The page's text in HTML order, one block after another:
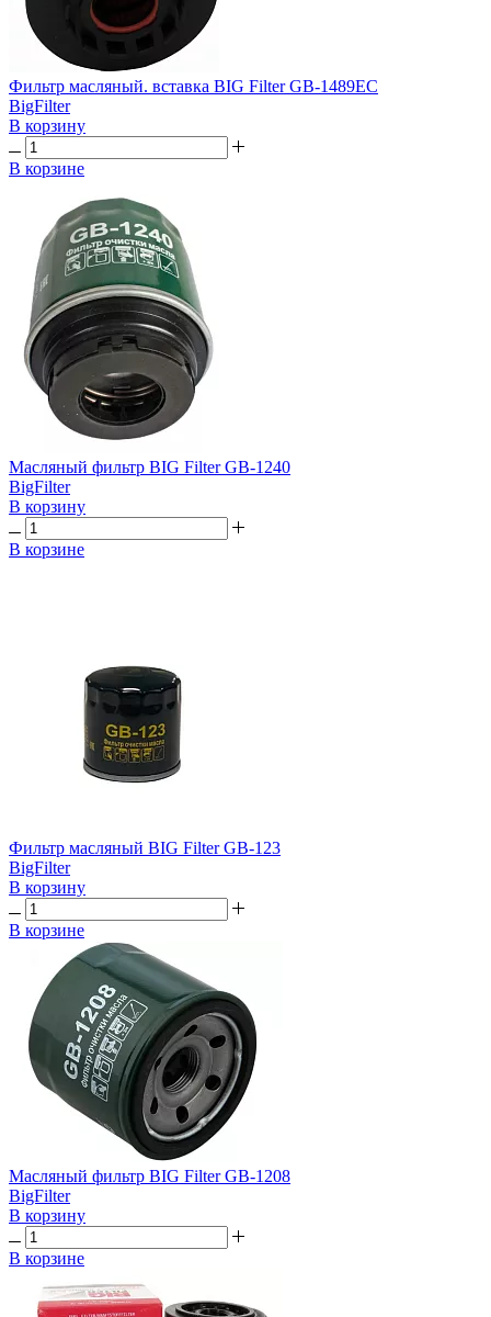
Фильтр масляный. вставка BIG Filter GB-1489EC
BigFilter
В корзину
В корзине
Масляный фильтр BIG Filter GB-1240
BigFilter
В корзину
В корзине
Фильтр масляный BIG Filter GB-123
BigFilter
В корзину
В корзине
Масляный фильтр BIG Filter GB-1208
BigFilter
В корзину
В корзине